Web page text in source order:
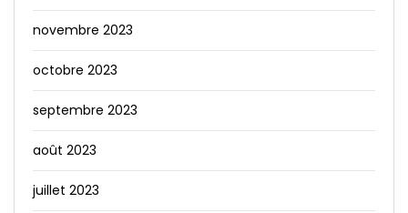
novembre 2023
octobre 2023
septembre 2023
août 2023
juillet 2023